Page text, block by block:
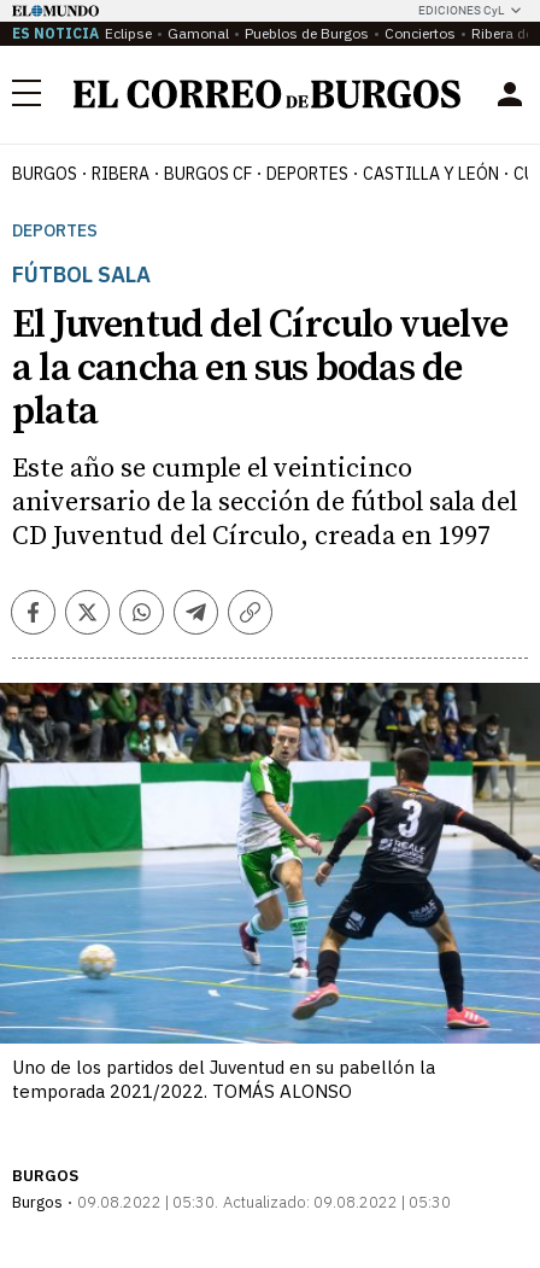
EDICIONES CyL
ES NOTICIA Eclipse Gamonal Pueblos de Burgos Conciertos Ribera del
Menú
BURGOS RIBERA BURGOS CF DEPORTES CASTILLA Y LEÓN
DEPORTES
FÚTBOL SALA
El Juventud del Círculo vuelve
a la cancha en sus bodas de
plata
Este año se cumple el veinticinco
aniversario de la sección de fútbol sala del
CD Juventud del Círculo, creada en 1997
FacebookTwitterWhatsappTelegramCopiar
Uno de los partidos del Juventud en su pabellón la
temporada 2021/2022. TOMÁS ALONSO
BURGOS
Burgos
09.08.2022 | 05:30 Actualizado: 09.08.2022 | 05:30